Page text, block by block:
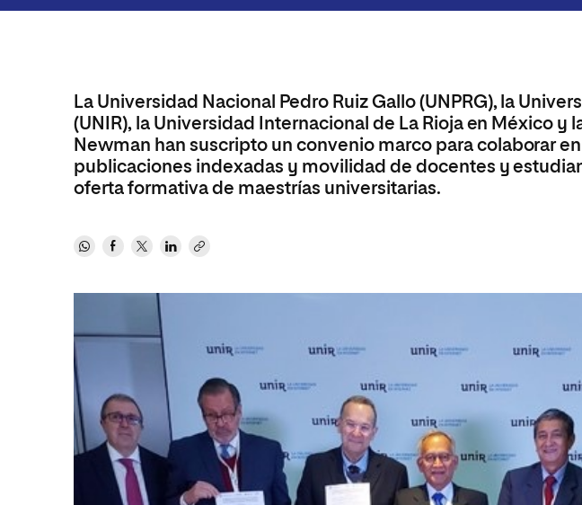
La Universidad Nacional Pedro Ruiz Gallo (UNPRG), la
(UNIR), la Universidad Internacional de La Rioja en México y
Newman han suscripto un convenio marco para colaborar
publicaciones indexadas y movilidad de docentes y
oferta formativa de maestrías universitarias.